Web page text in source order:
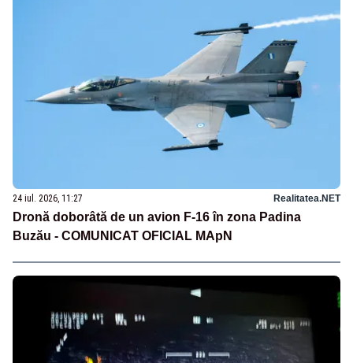
24 iul. 2026, 11:27 Realitatea.NET
Dronă doborâtă de un avion F‑16 în zona Padina
Buzău - COMUNICAT OFICIAL MApN